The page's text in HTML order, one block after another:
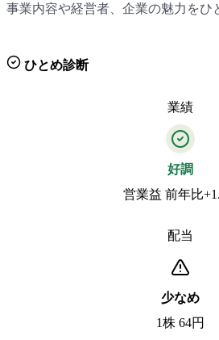
事業内容や経営者、企業の魅力をひ
ひとめ診断
業績
好調
営業益 前年比
配当
少なめ
1株 64円